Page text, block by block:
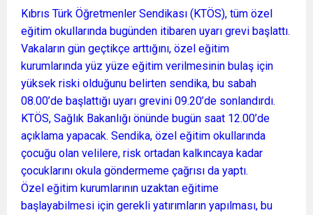
Kıbrıs Türk Öğretmenler Sendikası (KTÖS), tüm özel
eğitim okullarında bugünden itibaren uyarı grevi başlattı.
Vakaların gün geçtikçe arttığını, özel eğitim
kurumlarında yüz yüze eğitim verilmesinin bulaş için
yüksek riski olduğunu belirten sendika, bu sabah
08.00’de başlattığı uyarı grevini 09.20’de sonlandırdı.
KTÖS, Sağlık Bakanlığı önünde bugün saat 12.00’de
açıklama yapacak. Sendika, özel eğitim okullarında
çocuğu olan velilere, risk ortadan kalkıncaya kadar
çocuklarını okula göndermeme çağrısı da yaptı.
Özel eğitim kurumlarının uzaktan eğitime
başlayabilmesi için gerekli yatırımların yapılması, bu